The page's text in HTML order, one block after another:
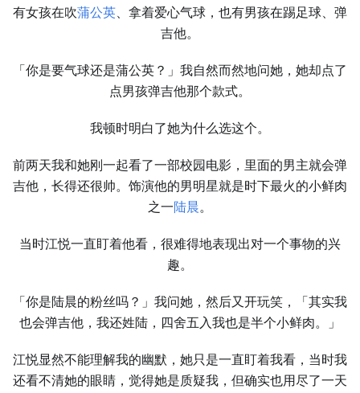
有女孩在吹蒲公英、拿着爱心气球，也有男孩在踢足球、弹
吉他。
「你是要气球还是蒲公英？」我自然而然地问她，她却点了
点男孩弹吉他那个款式。
我顿时明白了她为什么选这个。
前两天我和她刚一起看了一部校园电影，里面的男主就会弹
吉他，长得还很帅。饰演他的男明星就是时下最火的小鲜肉
之一陆晨。
当时江悦一直盯着他看，很难得地表现出对一个事物的兴
趣。
「你是陆晨的粉丝吗？」我问她，然后又开玩笑，「其实我
也会弹吉他，我还姓陆，四舍五入我也是半个小鲜肉。」
江悦显然不能理解我的幽默，她只是一直盯着我看，当时我
还看不清她的眼睛，觉得她是质疑我，但确实也用尽了一天